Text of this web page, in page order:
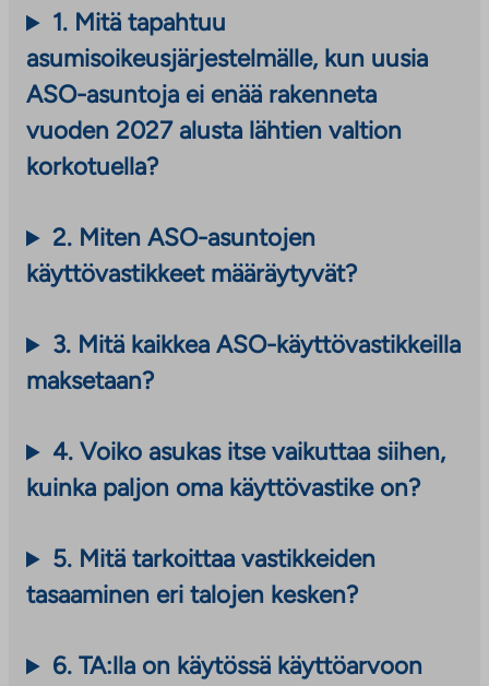
1. Mitä tapahtuu
asumisoikeusjärjestelmälle, kun uusia
ASO-asuntoja ei enää rakenneta
vuoden 2027 alusta lähtien valtion
korkotuella?
2. Miten ASO-asuntojen
käyttövastikkeet määräytyvät?
3. Mitä kaikkea ASO-käyttövastikkeilla
maksetaan?
4. Voiko asukas itse vaikuttaa siihen,
kuinka paljon oma käyttövastike on?
5. Mitä tarkoittaa vastikkeiden
tasaaminen eri talojen kesken?
6. TA:lla on käytössä käyttöarvoon